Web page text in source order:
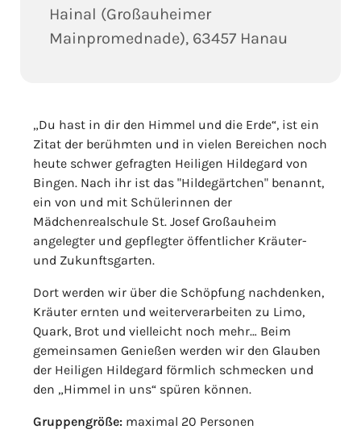
Hainal (Großauheimer
Mainpromednade), 63457 Hanau
„Du hast in dir den Himmel und die Erde“, ist ein
Zitat der berühmten und in vielen Bereichen noch
heute schwer gefragten Heiligen Hildegard von
Bingen. Nach ihr ist das "Hildegärtchen" benannt,
ein von und mit Schülerinnen der
Mädchenrealschule St. Josef Großauheim
angelegter und gepflegter öffentlicher Kräuter-
und Zukunftsgarten.
Dort werden wir über die Schöpfung nachdenken,
Kräuter ernten und weiterverarbeiten zu Limo,
Quark, Brot und vielleicht noch mehr… Beim
gemeinsamen Genießen werden wir den Glauben
der Heiligen Hildegard förmlich schmecken und
den „Himmel in uns“ spüren können.
Gruppengröße: maximal 20 Personen